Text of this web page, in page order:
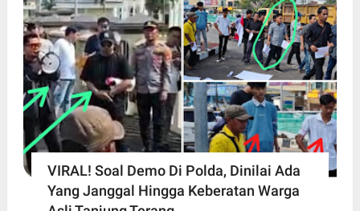
VIRAL! Soal Demo Di Polda, Dinilai Ada
Yang Janggal Hingga Keberatan Warga